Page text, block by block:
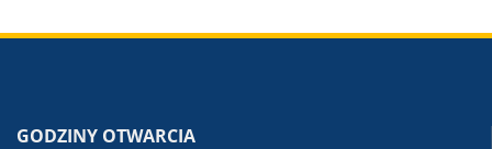
GODZINY OTWARCIA